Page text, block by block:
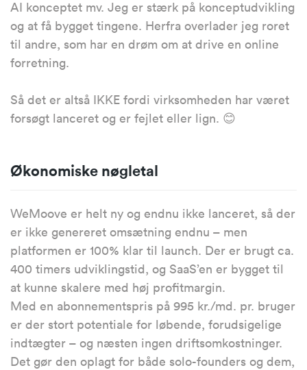
AI konceptet mv. Jeg er stærk på konceptudvikling
og at få bygget tingene. Herfra overlader jeg roret
til andre, som har en drøm om at drive en online
forretning.
Så det er altså IKKE fordi virksomheden har været
forsøgt lanceret og er fejlet eller lign. 😊
Økonomiske nøgletal
WeMoove er helt ny og endnu ikke lanceret, så der
er ikke genereret omsætning endnu – men
platformen er 100% klar til launch. Der er brugt ca.
400 timers udviklingstid, og SaaS’en er bygget til
at kunne skalere med høj profitmargin.
Med en abonnementspris på 995 kr./md. pr. bruger
er der stort potentiale for løbende, forudsigelige
indtægter – og næsten ingen driftsomkostninger.
Det gør den oplagt for både solo-founders og dem,